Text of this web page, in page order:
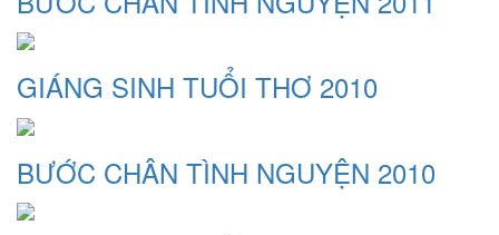
GIÁNG SINH TUỔI THƠ 2010
BƯỚC CHÂN TÌNH NGUYỆN 2010